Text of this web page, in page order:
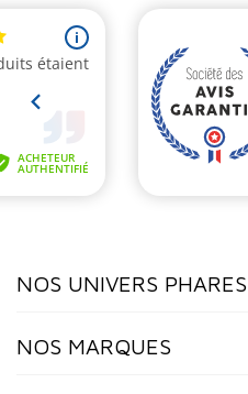
NOS UNIVERS PHARES
NOS MARQUES